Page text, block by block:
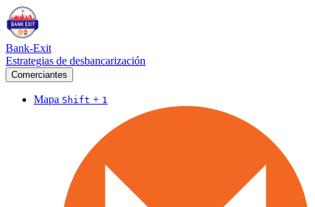
Bank-Exit
Estrategias de desbancarización
Comerciantes
Mapa Shift + 1